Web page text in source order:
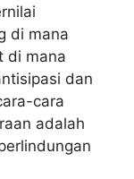
di mana
di mana
dan
cara
adalah